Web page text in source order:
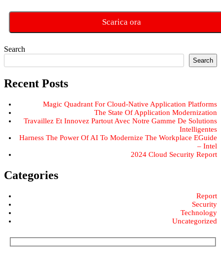
Search
Search
Recent Posts
Magic Quadrant For Cloud-Native Application Platforms
The State Of Application Modernization
Travaillez Et Innovez Partout Avec Notre Gamme De Solutions
Intelligentes
Harness The Power Of AI To Modernize The Workplace EGuide
– Intel
2024 Cloud Security Report
Categories
Report
Security
Technology
Uncategorized